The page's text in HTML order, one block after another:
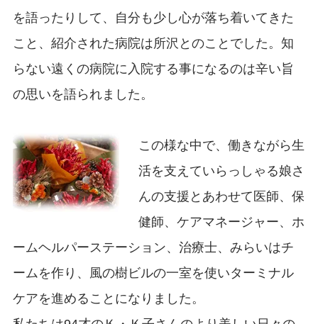
を語ったりして、自分も少し心が落ち着いてきた
こと、紹介された病院は所沢とのことでした。知
らない遠くの病院に入院する事になるのは辛い旨
の思いを語られました。
この様な中で、働きながら生
活を支えていらっしゃる娘さ
んの支援とあわせて医師、保
健師、ケアマネージャー、ホ
ームヘルパーステーション、治療士、みらいはチ
ームを作り、風の樹ビルの一室を使いターミナル
ケアを進めることになりました。